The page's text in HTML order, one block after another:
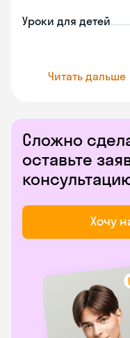
Уроки для детей
Читать дальше
Сложно
оставьте
Хочу